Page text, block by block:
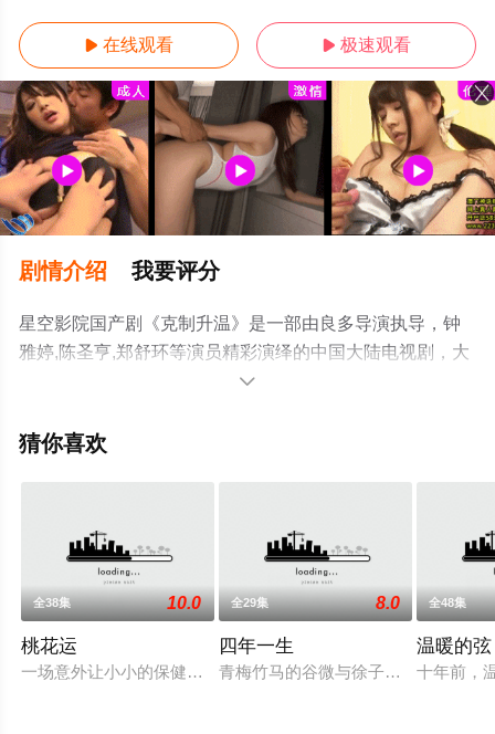
 在线观看  极速观看
剧情介绍 我要评分
星空影院国产剧《克制升温》是一部由良多导演执导，钟
雅婷,陈圣亨,郑舒环等演员精彩演绎的中国大陆电视剧，大
结局剧情已揭晓（1-24全集），手机免费观看高清无删减
看，更多剧情信息可移步至豆瓣电视剧、电视猫或剧情网

猜你喜欢
全38集 10.0
桃花运
一场意外让小小的保健品推销员尤斌（林永健 饰）邂逅了单纯
全29集 8.0
四年一生
青梅竹马的谷微与徐子睿如欢喜冤家
全48集
温暖的弦
十年前，